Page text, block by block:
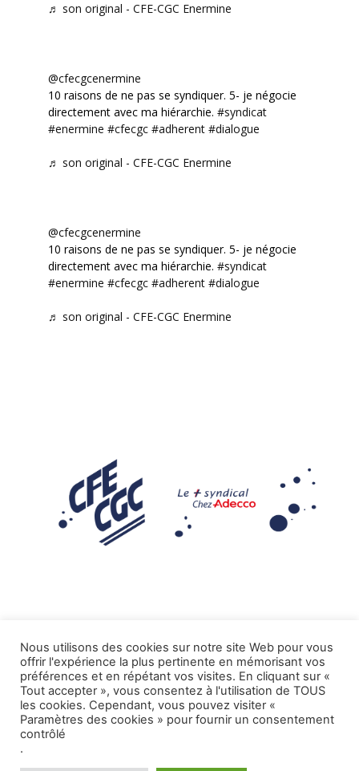
♬ son original - CFE-CGC Enermine
@cfecgcenermine
10 raisons de ne pas se syndiquer. 5- je négocie
directement avec ma hiérarchie. #syndicat
#enermine #cfecgc #adherent #dialogue
♬ son original - CFE-CGC Enermine
@cfecgcenermine
10 raisons de ne pas se syndiquer. 5- je négocie
directement avec ma hiérarchie. #syndicat
#enermine #cfecgc #adherent #dialogue
♬ son original - CFE-CGC Enermine
Mentions légales
Tous droits réservés CFE-CGC ADECCO.
Nous utilisons des cookies sur notre site Web pour vous
offrir l'expérience la plus pertinente en mémorisant vos
préférences et en répétant vos visites. En cliquant sur «
Tout accepter », vous consentez à l'utilisation de TOUS
les cookies. Cependant, vous pouvez visiter «
Paramètres des cookies » pour fournir un consentement
contrôlé
.